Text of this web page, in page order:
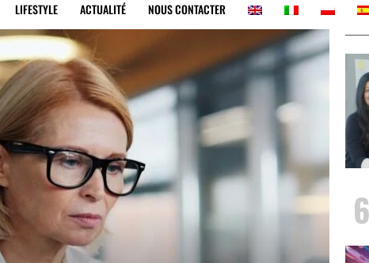
LIFESTYLE ACTUALITÉ NOUS CONTACTER